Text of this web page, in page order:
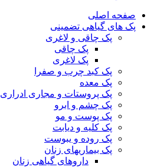
صفحه اصلی
پک های گیاهی تضمینی
پک چاقی و لاغری
پک چاقی
پک لاغری
پک کبد چرب و صفرا
پک معده
پک پروستات و مجاری ادراری
پک چشم و ابرو
پک پوست و مو
پک کلیه و دیابت
پک روده و یبوست
پک بیماریهای زنان
داروهای گیاهی زنان